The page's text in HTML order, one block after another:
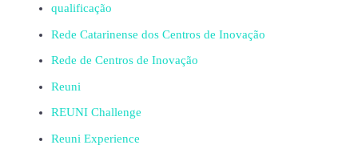
qualificação
Rede Catarinense dos Centros de Inovação
Rede de Centros de Inovação
Reuni
REUNI Challenge
Reuni Experience